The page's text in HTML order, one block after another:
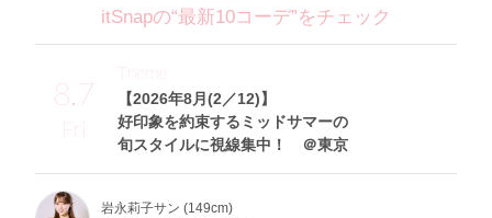
itSnapの“最新10コーデ”をチェック
8.7
Fri
【2026年8月(2／12)】
好印象を約束するミッドサマーの
旬スタイルに視線集中！ ＠東京
Theme
岩永莉子サン (149cm)